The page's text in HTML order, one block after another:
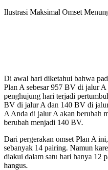
Ilustrasi Maksimal Omset
Di awal hari diketahui bahwa
Plan A sebesar 957 BV di jalur
penghujung hari terjadi
BV di jalur A dan 140 BV di
A Anda di jalur A akan berubah
berubah menjadi 140 BV.
Dari pergerakan omset Plan A
sebanyak 14 pairing. Namun
diakui dalam satu hari hanya 12
hangus.